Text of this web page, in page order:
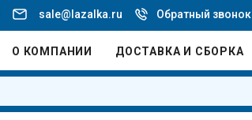
sale@lazalka.ru Обратный звонок
О КОМПАНИИ ДОСТАВКА И СБОРКА